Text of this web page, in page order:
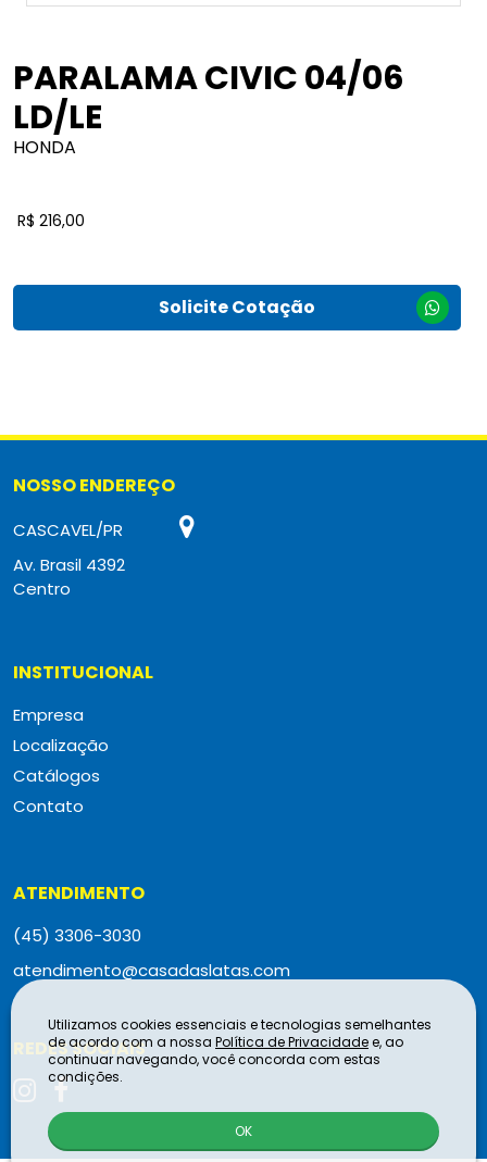
PARALAMA CIVIC 04/06
LD/LE
HONDA
R$ 216,00
Solicite Cotação
NOSSO ENDEREÇO
CASCAVEL/PR
Av. Brasil 4392
Centro
INSTITUCIONAL
Empresa
Localização
Catálogos
Contato
ATENDIMENTO
(45) 3306-3030
atendimento@casadaslatas.com
REDES SOCIAIS
Utilizamos cookies essenciais e tecnologias semelhantes
de acordo com a nossa Política de Privacidadee, ao
continuar navegando, você concorda com estas
condições.
OK